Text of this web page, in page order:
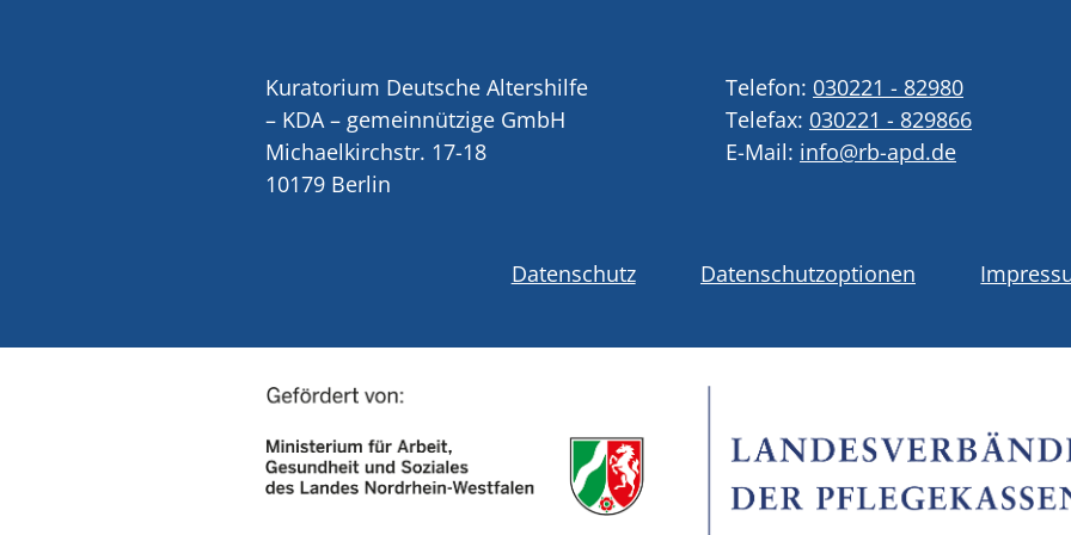
Kuratorium Deutsche Altershilfe
– KDA – gemeinnützige GmbH
Michaelkirchstr. 17-18
10179 Berlin
Telefon: 030221 - 82980
Telefax: 030221 - 829866
E-Mail: info@rb-apd.de
Datenschutz Datenschutzoptionen